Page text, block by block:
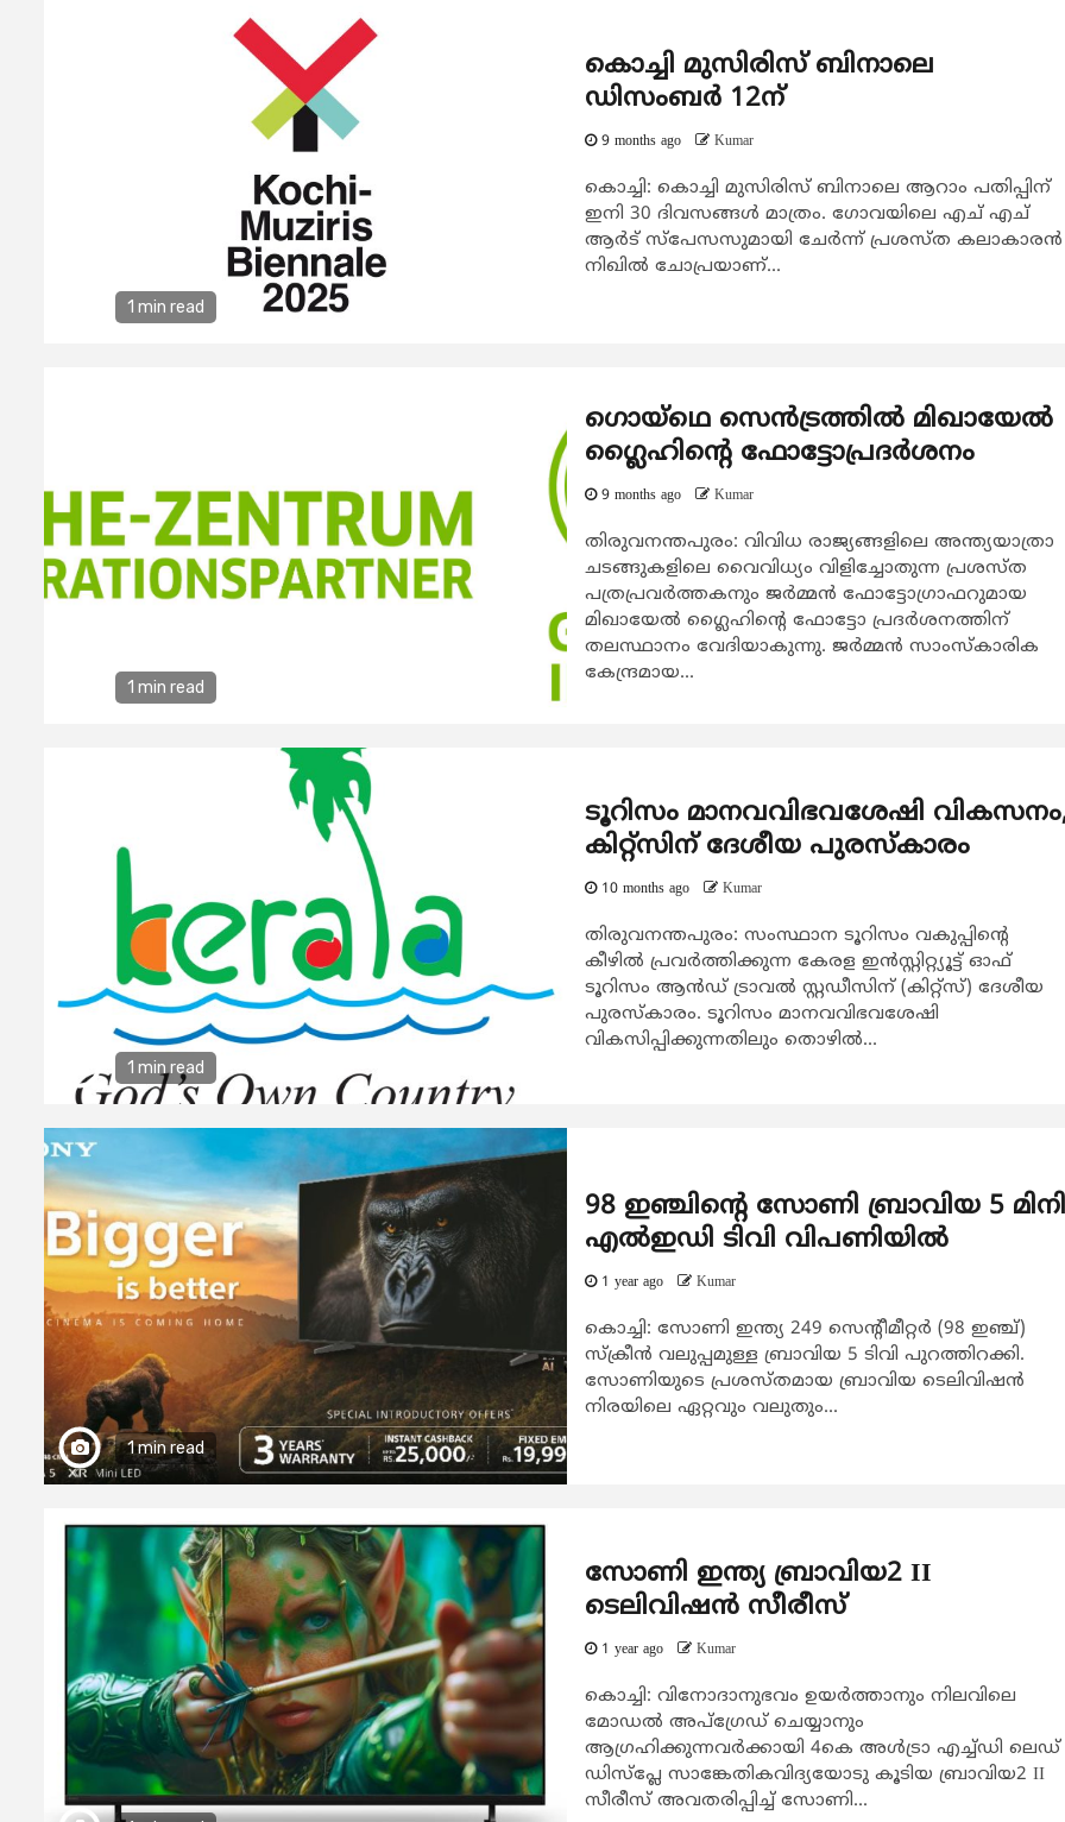
1 min read
കൊച്ചി മുസിരിസ് ബിനാലെ
ഡിസംബര്‍ 12ന്
9 months ago Kumar
കൊച്ചി: കൊച്ചി മുസിരിസ് ബിനാലെ ആറാം പതിപ്പിന്
ഇനി 30 ദിവസങ്ങള്‍ മാത്രം. ഗോവയിലെ എച് എച്
ആര്‍ട് സ്‌പേസസുമായി ചേർന്ന് പ്രശസ്ത കലാകാരന്‍
നിഖില്‍ ചോപ്രയാണ്...
1 min read
ഗൊയ്ഥെ സെന്‍ട്രത്തിൽ മിഖായേല്‍
ഗ്ലൈഹിന്‍റെ ഫോട്ടോപ്രദര്‍ശനം
9 months ago Kumar
തിരുവനന്തപുരം: വിവിധ രാജ്യങ്ങളിലെ അന്ത്യയാത്രാ
ചടങ്ങുകളിലെ വൈവിധ്യം വിളിച്ചോതുന്ന പ്രശസ്ത
പത്രപ്രവര്‍ത്തകനും ജര്‍മ്മന്‍ ഫോട്ടോഗ്രാഫറുമായ
മിഖായേല്‍ ഗ്ലൈഹിന്‍റെ ഫോട്ടോ പ്രദര്‍ശനത്തിന്
തലസ്ഥാനം വേദിയാകുന്നു. ജര്‍മ്മന്‍ സാംസ്കാരിക
കേന്ദ്രമായ...
1 min read
ടൂറിസം മാനവവിഭവശേഷി
കിറ്റ്സിന് ദേശീയ പുരസ്കാരം
10 months ago Kumar
തിരുവനന്തപുരം: സംസ്ഥാന ടൂറിസം വകുപ്പിന്‍റെ
കീഴില്‍ പ്രവര്‍ത്തിക്കുന്ന കേരള ഇന്‍സ്റ്റിറ്റ്യൂട്ട് ഓഫ്
ടൂറിസം ആന്‍ഡ് ട്രാവല്‍ സ്റ്റഡീസിന് (കിറ്റ്സ്) ദേശീയ
പുരസ്കാരം. ടൂറിസം മാനവവിഭവശേഷി
വികസിപ്പിക്കുന്നതിലും തൊഴില്‍...
1 min read
98 ഇഞ്ചിന്റെ സോണി ബ്രാവിയ 5 മിനി
എല്‍ഇഡി ടിവി വിപണിയിൽ
1 year ago Kumar
കൊച്ചി: സോണി ഇന്ത്യ 249 സെന്റീമീറ്റര്‍ (98 ഇഞ്ച്)
സ്‌ക്രീന്‍ വലുപ്പമുള്ള ബ്രാവിയ 5 ടിവി പുറത്തിറക്കി.
സോണിയുടെ പ്രശസ്തമായ ബ്രാവിയ ടെലിവിഷന്‍
നിരയിലെ ഏറ്റവും വലുതും...
സോണി ഇന്ത്യ ബ്രാവിയ2 II
ടെലിവിഷന്‍ സീരീസ്
1 year ago Kumar
കൊച്ചി: വിനോദാനുഭവം ഉയര്‍ത്താനും നിലവിലെ
മോഡല്‍ അപ്ഗ്രേഡ് ചെയ്യാനും
ആഗ്രഹിക്കുന്നവര്‍ക്കായി 4കെ അള്‍ട്രാ എച്ച്ഡി ലെഡ്
ഡിസ്പ്ലേ സാങ്കേതികവിദ്യയോടു കൂടിയ ബ്രാവിയ2 II
സീരീസ് അവതരിപ്പിച്ച് സോണി...